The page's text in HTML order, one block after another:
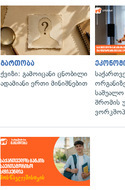
გართობა
ქვიზი: გამოიცანი ცნობილი
ადამიანი ერთი მინიშნებით
საშუალო
შრომის